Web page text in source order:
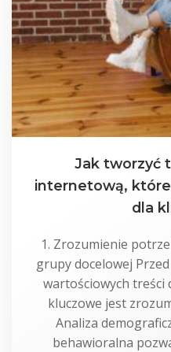
Jak tworzyć
internetową,
dla
1. Zrozumienie
grupy docelowej
wartościowych
kluczowe jest
Analiza
behawioralna